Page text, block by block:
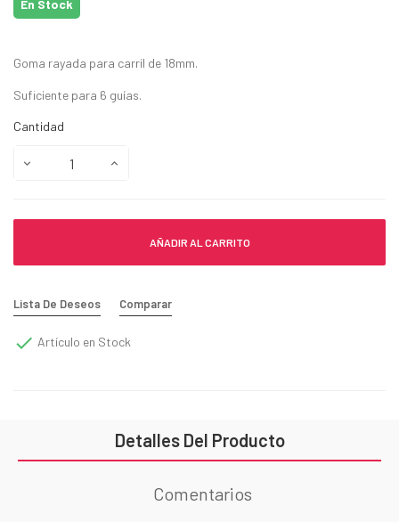
En Stock
Goma rayada para carril de 18mm.
Suficiente para 6 guías.
Cantidad
AÑADIR AL CARRITO
Lista De Deseos Comparar
 Artículo en Stock
Detalles Del Producto
Comentarios